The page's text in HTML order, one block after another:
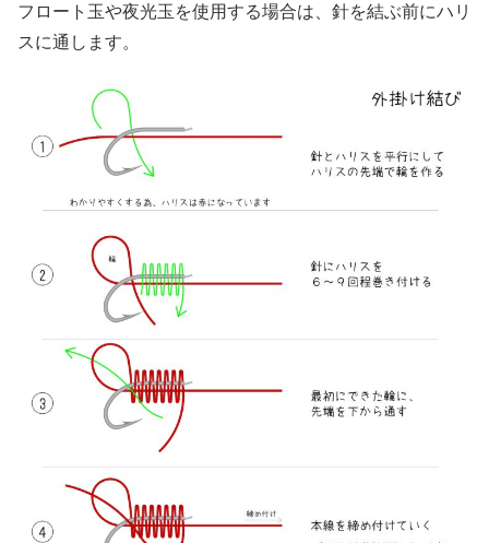
フロート玉や夜光玉を使用する場合は、針を結ぶ前にハリ
スに通します。